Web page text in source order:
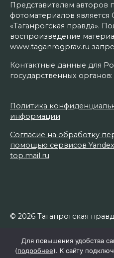
Представителем авторов
фотоматериалов
«Таганрогская правда».
воспроизведение
www.taganrogprav.ru
Контактные данные для
государственных
Политика
информации
Согласие на обработку
помощью сервисов
top.mail.ru
© 2026 Таганрогская
Для повышения удобства
(подробнее). К сайту